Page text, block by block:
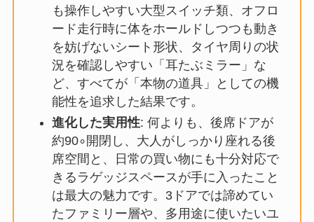
も操作しやすい大型スイッチ類、オフロ
ード走行時に体をホールドしつつも動き
を妨げないシート形状、タイヤ周りの状
況を確認しやすい「耳たぶミラー」な
ど、すべてが「本物の道具」としての機
能性を追求した結果です。
進化した実用性: 何よりも、後席ドアが
約90∘開閉し、大人がしっかり座れる後
席空間と、日常の買い物にも十分対応で
きるラゲッジスペースが手に入ったこと
は最大の魅力です。3ドアでは諦めてい
たファミリー層や、多用途に使いたいユ